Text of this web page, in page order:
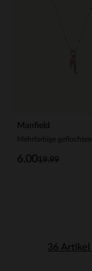
Manfield
19.99
6.00